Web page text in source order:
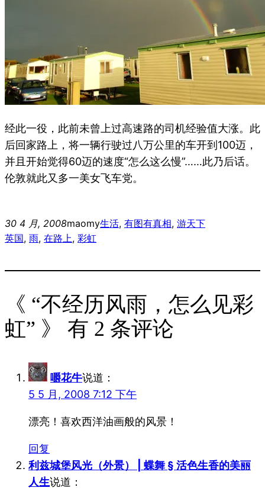
经此一役，此前未曾上过高速路的司机经验值大涨。此
后回家路上，将一辆行驶过八万公里的车开到100迈，
并且开始觉得60迈的速度“怎么这么慢”……此乃后话。
伦敦就此又多一美女飞车党。
30 4 月, 2008maomy生活, 有图有真相, 游天下
英国, 雨, 在路上, 彩虹
《 “不经历风雨，怎么见彩
虹” 》 有 2 条评论
嚼花牛说道：
5 5 月, 2008 7:12 下午
漂亮！喜欢西洋油画般的风景！
回复
利兹城堡风光（外景） | 蝶舞 § 活色生香的美丽
人生说道：